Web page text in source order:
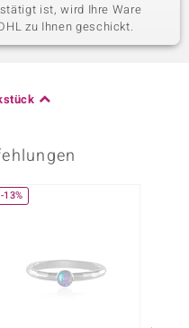
ist, wird Ihre Ware
zu Ihnen geschickt.
-13%